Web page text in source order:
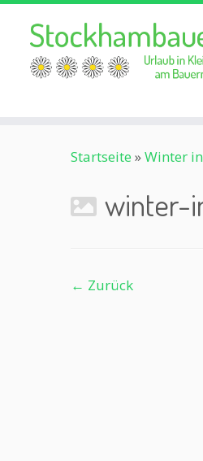
Startseite »Winter
winter-
← Zurück